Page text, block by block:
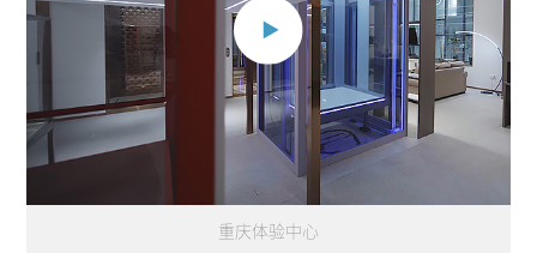
重庆体验中心